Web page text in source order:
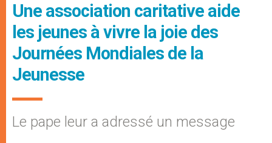
Une association caritative aide
les jeunes à vivre la joie des
Journées Mondiales de la
Jeunesse
Le pape leur a adressé un message